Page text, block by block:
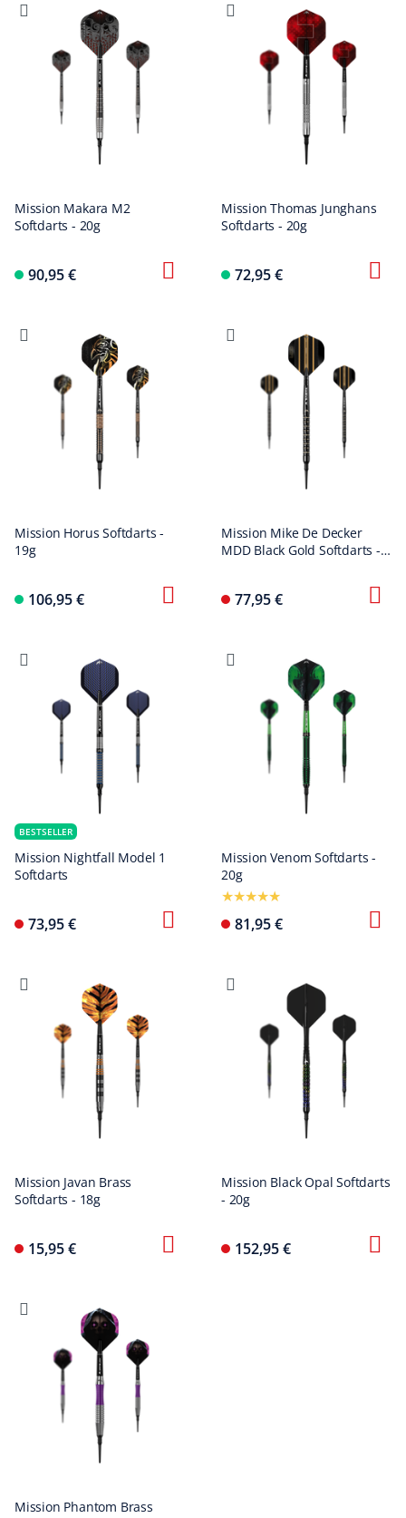
Mission Makara M2
Softdarts - 20g
90,95 €
Mission Thomas Junghans
Softdarts - 20g
72,95 €
Mission Horus Softdarts -
19g
106,95 €
Mission Mike De Decker
MDD Black Gold Softdarts -
77,95 €
BESTSELLER
Mission Nightfall Model 1
Softdarts
73,95 €
Mission Venom Softdarts -
20g
81,95 €
Mission Javan Brass
Softdarts - 18g
15,95 €
Mission Black Opal Softdarts
- 20g
152,95 €
Mission Phantom Brass